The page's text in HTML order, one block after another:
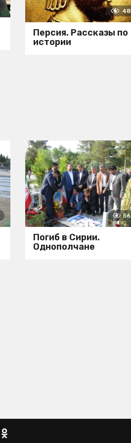
48
Персия. Рассказы по
истории
56
Погиб в Сирии.
Однополчане